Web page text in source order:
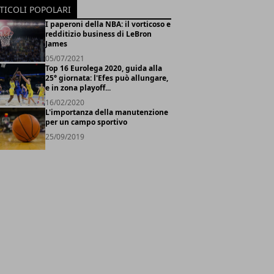
POPOLARI
I paperoni della NBA: il vorticoso e
redditizio business di LeBron
James
05/07/2021
Top 16 Eurolega 2020, guida alla
25° giornata: l'Efes può allungare,
e in zona playoff...
16/02/2020
L'importanza della manutenzione
per un campo sportivo
25/09/2019